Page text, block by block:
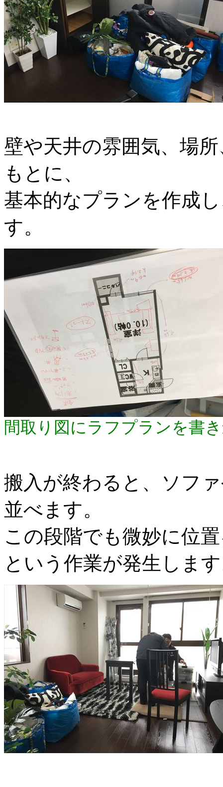
壁や天井の雰囲気、場
もとに、
基本的なプランを作成
す。
間取り図にラフプランを書
搬入が終わると、ソフ
並べます。
この段階でも微妙に位
という作業が発生しま